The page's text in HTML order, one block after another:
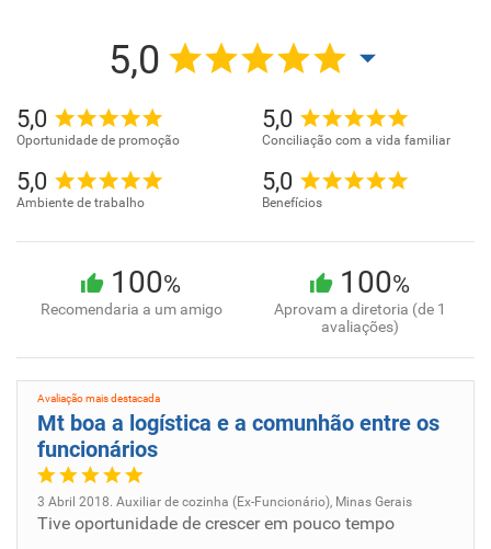
5,0
5,0
Oportunidade de promoção
5,0
Conciliação com a vida familiar
5,0
Ambiente de trabalho
5,0
Benefícios
100%
Recomendaria a um amigo
100%
Aprovam a diretoria (de 1
avaliações)
Avaliação mais destacada
Mt boa a logística e a comunhão entre os
funcionários
3 Abril 2018. Auxiliar de cozinha (Ex-Funcionário), Minas Gerais
Tive oportunidade de crescer em pouco tempo